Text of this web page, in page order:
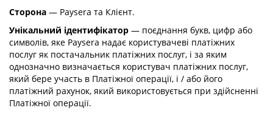
Сторона — Paysera та Клієнт.
Унікальний ідентифікатор — поєднання букв, цифр або
символів, яке Paysera надає користувачеві платіжних
послуг як постачальник платіжних послуг, і за яким
однозначно визначається користувач платіжних послуг,
який бере участь в Платіжної операції, і / або його
платіжний рахунок, який використовується при здійсненні
Платіжної операції.